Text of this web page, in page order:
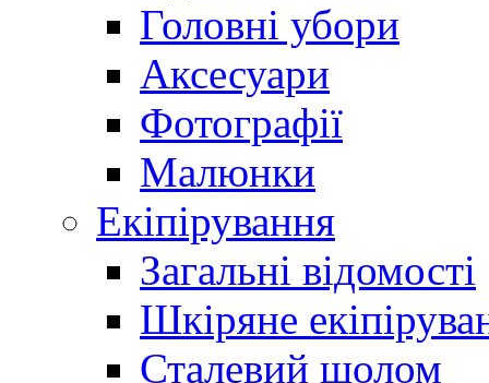
Головні убори
Аксесуари
Фотографії
Малюнки
Екіпірування
Загальні відомості
Шкіряне
Сталевий шолом